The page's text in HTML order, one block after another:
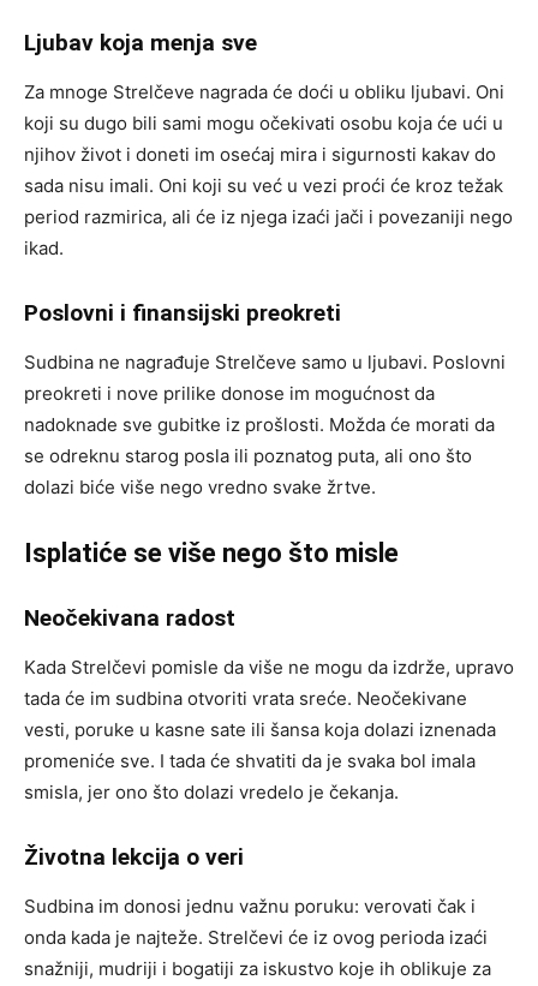
Ljubav koja menja sve
Za mnoge Strelčeve nagrada će doći u obliku ljubavi. Oni
koji su dugo bili sami mogu očekivati osobu koja će ući u
njihov život i doneti im osećaj mira i sigurnosti kakav do
sada nisu imali. Oni koji su već u vezi proći će kroz težak
period razmirica, ali će iz njega izaći jači i povezaniji nego
ikad.
Poslovni i finansijski preokreti
Sudbina ne nagrađuje Strelčeve samo u ljubavi. Poslovni
preokreti i nove prilike donose im mogućnost da
nadoknade sve gubitke iz prošlosti. Možda će morati da
se odreknu starog posla ili poznatog puta, ali ono što
dolazi biće više nego vredno svake žrtve.
Isplatiće se više nego što misle
Neočekivana radost
Kada Strelčevi pomisle da više ne mogu da izdrže, upravo
tada će im sudbina otvoriti vrata sreće. Neočekivane
vesti, poruke u kasne sate ili šansa koja dolazi iznenada
promeniće sve. I tada će shvatiti da je svaka bol imala
smisla, jer ono što dolazi vredelo je čekanja.
Životna lekcija o veri
Sudbina im donosi jednu važnu poruku: verovati čak i
onda kada je najteže. Strelčevi će iz ovog perioda izaći
snažniji, mudriji i bogatiji za iskustvo koje ih oblikuje za